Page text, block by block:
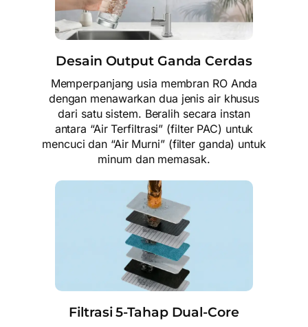
Desain Output Ganda Cerdas
Memperpanjang usia membran RO Anda
dengan menawarkan dua jenis air khusus
dari satu sistem. Beralih secara instan
antara “Air Terfiltrasi” (filter PAC) untuk
mencuci dan “Air Murni” (filter ganda) untuk
minum dan memasak.
Filtrasi 5-Tahap Dual-Core